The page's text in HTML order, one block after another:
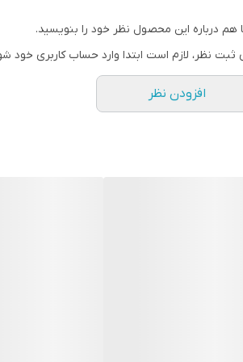
هم درباره این محصول نظر خود را بنویسید.
ثبت نظر، لازم است ابتدا وارد حساب کاربری خود
افزودن نظر